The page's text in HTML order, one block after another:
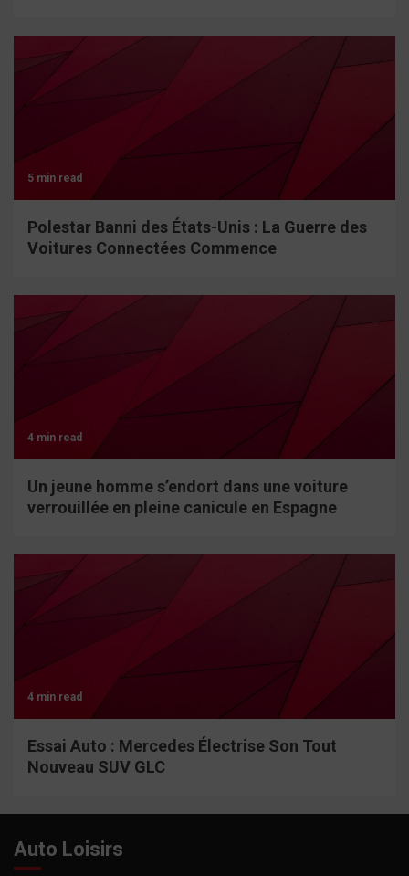
5 min read
Polestar Banni des États-Unis : La Guerre des
Voitures Connectées Commence
4 min read
Un jeune homme s’endort dans une voiture
verrouillée en pleine canicule en Espagne
4 min read
Essai Auto : Mercedes Électrise Son Tout
Nouveau SUV GLC
Auto Loisirs